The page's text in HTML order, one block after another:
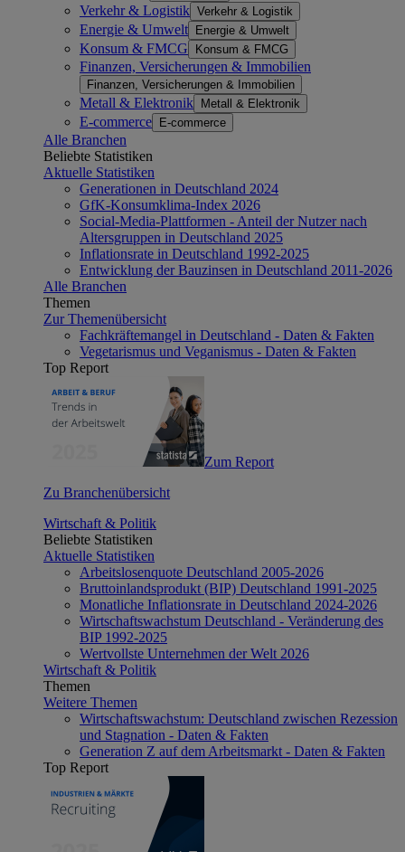
Verkehr & Logistik Verkehr & Logistik
Energie & Umwelt Energie & Umwelt
Konsum & FMCG Konsum & FMCG
Finanzen, Versicherungen & Immobilien
Finanzen, Versicherungen & Immobilien
Metall & Elektronik Metall & Elektronik
E-commerce E-commerce
Alle Branchen
Beliebte Statistiken
Aktuelle Statistiken
Generationen in Deutschland 2024
GfK-Konsumklima-Index 2026
Social-Media-Plattformen - Anteil der Nutzer nach
Altersgruppen in Deutschland 2025
Inflationsrate in Deutschland 1992-2025
Entwicklung der Bauzinsen in Deutschland 2011-2026
Alle Branchen
Themen
Zur Themenübersicht
Fachkräftemangel in Deutschland - Daten & Fakten
Vegetarismus und Veganismus - Daten & Fakten
Top Report
Zum Report
Zu Branchenübersicht
Wirtschaft & Politik
Beliebte Statistiken
Aktuelle Statistiken
Arbeitslosenquote Deutschland 2005-2026
Bruttoinlandsprodukt (BIP) Deutschland 1991-2025
Monatliche Inflationsrate in Deutschland 2024-2026
Wirtschaftswachstum Deutschland - Veränderung des
BIP 1992-2025
Wertvollste Unternehmen der Welt 2026
Wirtschaft & Politik
Themen
Weitere Themen
Wirtschaftswachstum: Deutschland zwischen Rezession
und Stagnation - Daten & Fakten
Generation Z auf dem Arbeitsmarkt - Daten & Fakten
Top Report